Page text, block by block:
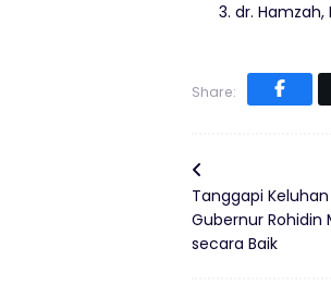
dr. Hamzah,
Share:
Tanggapi
Gubernur Rohidin
secara Baik